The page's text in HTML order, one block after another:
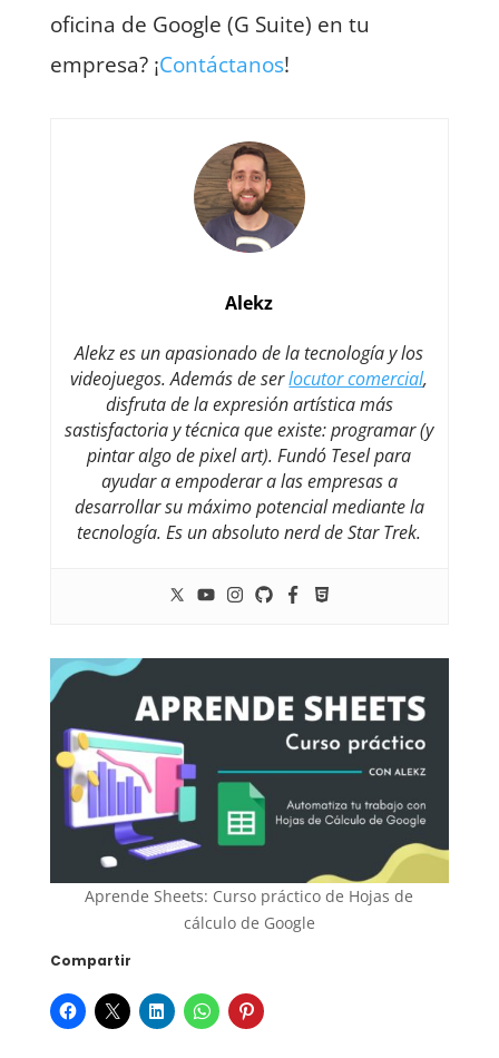
oficina de Google (G Suite) en tu
empresa? ¡Contáctanos!
Alekz
Alekz es un apasionado de la tecnología y los
videojuegos. Además de serlocutor comercial,
disfruta de la expresión artística más
sastisfactoria y técnica que existe: programar (y
pintar algo de pixel art). Fundó Tesel para
ayudar a empoderar a las empresas a
desarrollar su máximo potencial mediante la
tecnología. Es un absoluto nerd de Star Trek.
Aprende Sheets: Curso práctico de Hojas de
cálculo de Google
Compartir